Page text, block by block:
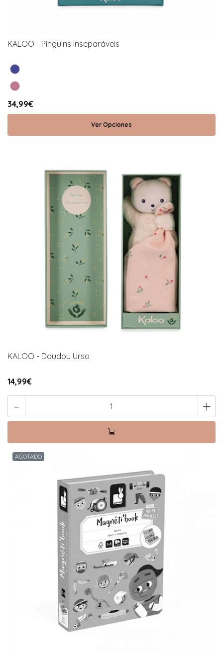
KALOO - Pinguins inseparáveis
34,99€
Ver Opciones
KALOO - Doudou Urso
14,99€
- +
AGOTADO